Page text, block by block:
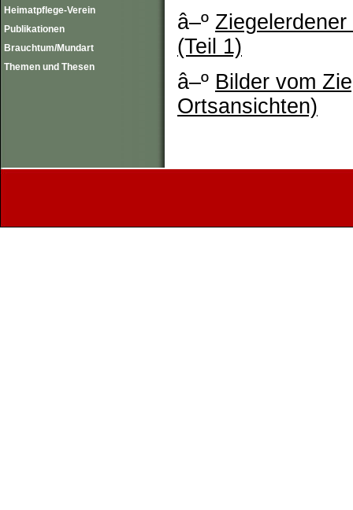
Heimatpflege-Verein
Publikationen
Brauchtum/Mundart
Themen und Thesen
â–º
(Teil 1)
â–º Bilder vom
Ortsansichten)